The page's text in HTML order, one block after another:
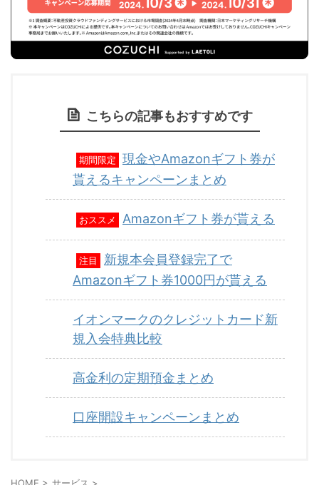
こちらの記事もおすすめです
期間限定
現金やAmazonギフト券が
貰えるキャンペーンまとめ
おススメ Amazonギフト券が貰える
注目
新規本会員登録完了で
Amazonギフト券1000円が貰える
イオンマークのクレジットカード新
規入会特典比較
高金利の定期預金まとめ
口座開設キャンペーンまとめ